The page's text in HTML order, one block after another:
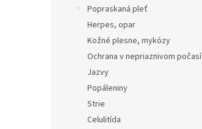
Popraskaná pleť
Herpes, opar
Kožné plesne, mykózy
Ochrana v nepriaznivom počasí
Jazvy
Popáleniny
Strie
Celulitída